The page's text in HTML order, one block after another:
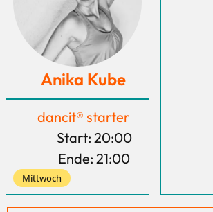
Anika Kube
dancit® starter
Start: 20:00
Ende: 21:00
Mittwoch